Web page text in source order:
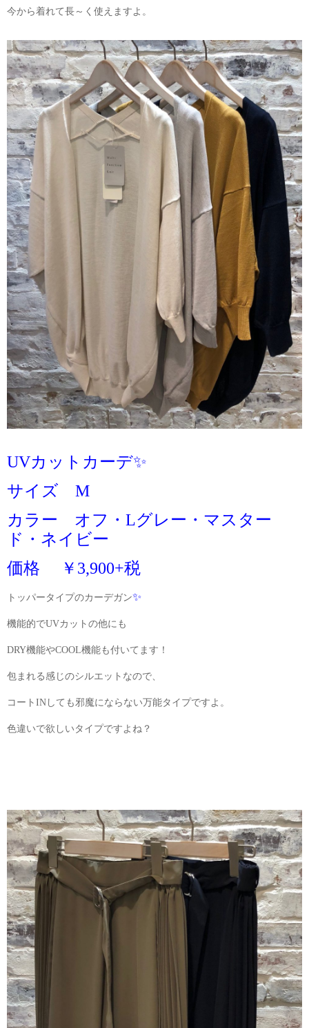
今から着れて長～く使えますよ。
UVカットカーデ✨
サイズ M
カラー オフ・Lグレー・マスター
ド・ネイビー
価格 ￥3,900+税
トッパータイプのカーデガン✨
機能的でUVカットの他にも
DRY機能やCOOL機能も付いてます！
包まれる感じのシルエットなので、
コートINしても邪魔にならない万能タイプですよ。
色違いで欲しいタイプですよね？